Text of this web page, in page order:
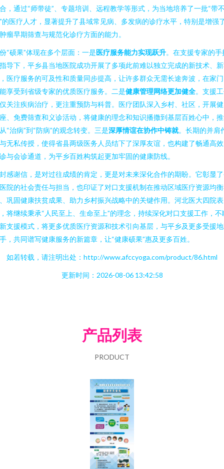
，通过“师带徒”、专题培训、远程教学等形式，为当地培养了一批“带
的医疗人才，显著提升了县域常见病、多发病的诊疗水平，特别是增强
瘤早期筛查与规范化诊疗方面的能力。
“硕果”体现在多个层面：一是医疗服务能力实现跃升。在支援专家的手
导下，平乡县当地医院成功开展了多项此前难以独立完成的新技术、
医疗服务的可及性和质量同步提高，让许多群众无需长途奔波，在家
享受到省级专家的优质医疗服务。二是健康管理网络更加健全。支援
关注疾病治疗，更注重预防与科普。医疗团队深入乡村、社区，开展
、免费筛查和义诊活动，将健康的理念和知识播撒到基层百姓心中，
“治病”到“防病”的观念转变。三是深厚情谊在协作中铸就。长期的并肩
无私传授，使得省县两级医务人员结下了深厚友谊，也构建了畅通高
与会诊通道，为平乡百姓构筑起更加牢固的健康防线。
感谢信，是对过往成绩的肯定，更是对未来深化合作的期盼。它彰显
院的社会责任与担当，也印证了对口支援机制在推动区域医疗资源均
巩固健康扶贫成果、助力乡村振兴战略中的关键作用。河北医大四院表
将继续秉承“人民至上、生命至上”的理念，持续深化对口支援工作，不
支援模式，将更多优质医疗资源和技术引向基层，与平乡及更多受援
，共同谱写健康服务的新篇章，让“健康硕果”惠及更多百姓。
如若转载，请注明出处：http://www.afccyoga.com/product/86.html
更新时间：2026-08-06 13:42:58
产品列表
PRODUCT